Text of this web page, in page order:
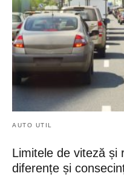
AUTO UTIL
Limitele de viteză și
diferențe și